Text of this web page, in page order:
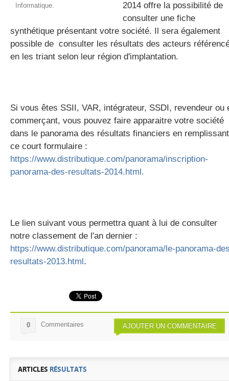
Informatique.
2014 offre la possibilité de
consulter une fiche
synthétique présentant votre société. Il sera également
possible de consulter les résultats des acteurs
en les triant selon leur région d'implantation.
Si vous êtes SSII, VAR, intégrateur, SSDI, revendeur ou
commerçant, vous pouvez faire apparaitre votre société
dans le panorama des résultats financiers en remplissant
ce court formulaire :
https://www.distributique.com/panorama/inscription-
panorama-des-resultats-2014.html.
Le lien suivant vous permettra quant à lui de consulter
notre classement de l'an dernier :
https://www.distributique.com/panorama/le-panorama-
resultats-2013.html.
AJOUTER UN COMMENTAIRE
0 Commentaires
ARTICLES RÉSULTATS